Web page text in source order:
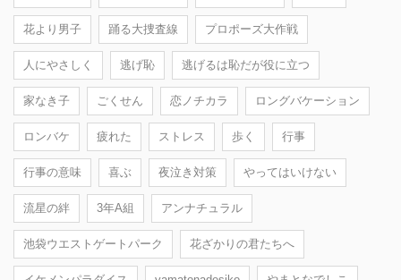
花より男子 踊る大捜査線 プロポーズ大作戦
人にやさしく 逃げ恥 逃げるは恥だが役に立つ
家なき子 ごくせん 恋ノチカラ ロングバケーション
ロンバケ 疲れた ストレス 歩く 行事
行事の意味 喜ぶ 夜泣き対策 やってはいけない
流星の絆 3年A組 アンナチュラル
池袋ウエストゲートパーク 花ざかりの君たちへ